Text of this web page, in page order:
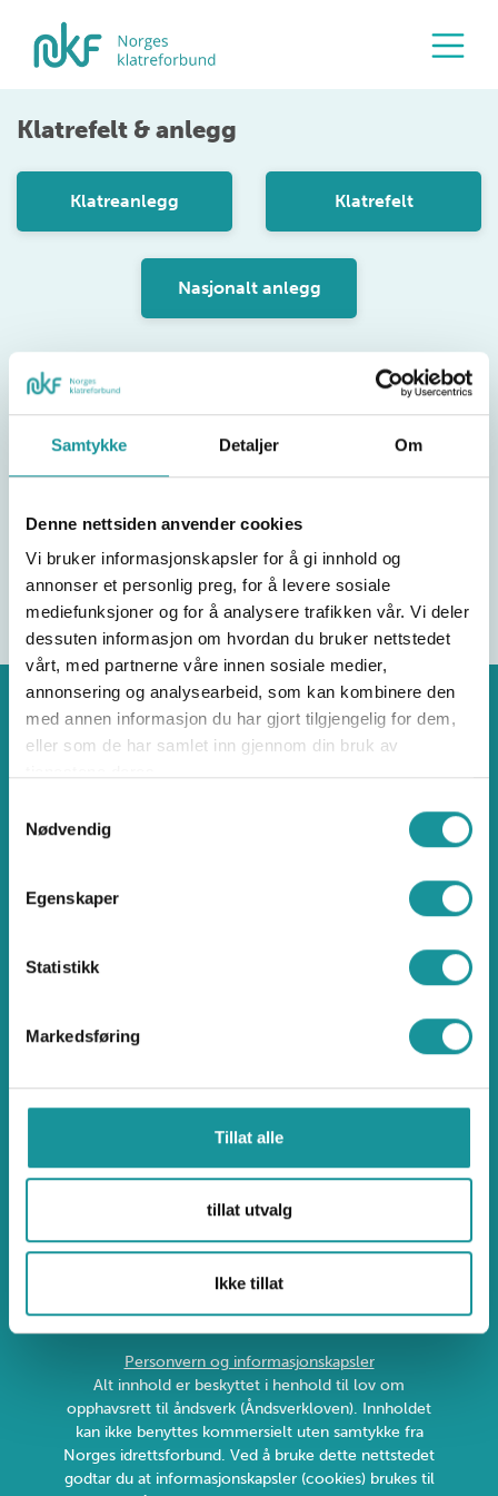
Samtykke Detaljer Om
Denne nettsiden anvender cookies
Vi bruker informasjonskapsler for å gi innhold og
annonser et personlig preg, for å levere sosiale
mediefunksjoner og for å analysere trafikken vår. Vi deler
dessuten informasjon om hvordan du bruker nettstedet
vårt, med partnerne våre innen sosiale medier,
annonsering og analysearbeid, som kan kombinere den
med annen informasjon du har gjort tilgjengelig for dem,
eller som de har samlet inn gjennom din bruk av
Nødvendig
Egenskaper
Statistikk
Markedsføring
Tillat alle
tillat utvalg
Ikke tillat
Klatrefelt & anlegg
Klatreanlegg Klatrefelt
Nasjonalt anlegg
Klatring
Brattkompetanse.no
Klatreøkta.no
Sikresider.no
Ulykkesdatabasen.no
Uønsket atferd og klage
Personvern og informasjonskapsler
Alt innhold er beskyttet i henhold til lov om
opphavsrett til åndsverk (Åndsverkloven). Innholdet
kan ikke benyttes kommersielt uten samtykke fra
Norges idrettsforbund. Ved å bruke dette nettstedet
godtar du at informasjonskapsler (cookies) brukes til